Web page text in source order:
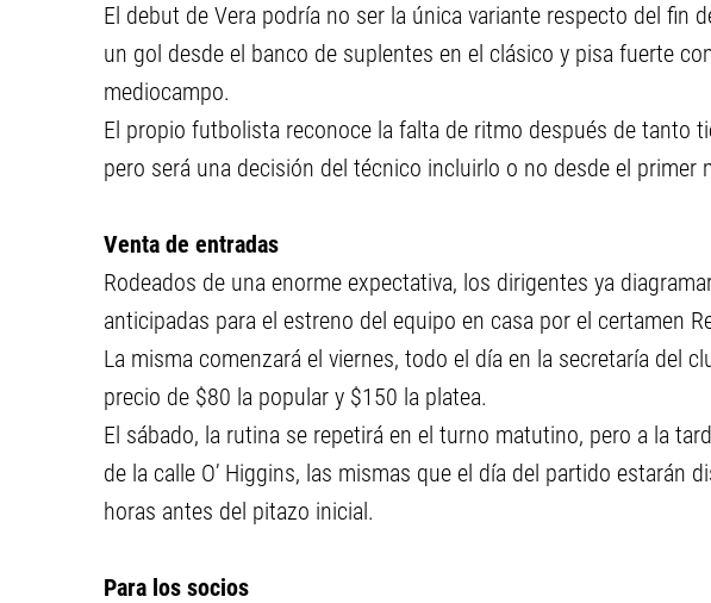
El debut de Vera podría no ser la única variante respecto del fin
un gol desde el banco de suplentes en el clásico y pisa fuerte
mediocampo.
El propio futbolista reconoce la falta de ritmo después de tanto
pero será una decisión del técnico incluirlo o no desde el primer
Venta de entradas
Rodeados de una enorme expectativa, los dirigentes ya
anticipadas para el estreno del equipo en casa por el certamen
La misma comenzará el viernes, todo el día en la secretaría del
precio de $80 la popular y $150 la platea.
El sábado, la rutina se repetirá en el turno matutino, pero a la
de la calle O’ Higgins, las mismas que el día del partido estarán
horas antes del pitazo inicial.
Para los socios